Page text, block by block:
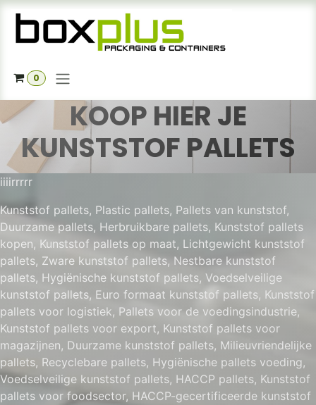
Overslaan naar inhoud
0
KOOP HIER JE
KUNSTSTOF PALLETS
iiiirrrrr
Kunststof pallets, Plastic pallets, Pallets van kunststof,
Duurzame pallets, Herbruikbare pallets, Kunststof pallets
kopen, Kunststof pallets op maat, Lichtgewicht kunststof
pallets, Zware kunststof pallets, Nestbare kunststof
pallets, Hygiënische kunststof pallets, Voedselveilige
kunststof pallets, Euro formaat kunststof pallets, Kunststof
pallets voor logistiek, Pallets voor de voedingsindustrie,
Kunststof pallets voor export, Kunststof pallets voor
magazijnen, Duurzame kunststof pallets, Milieuvriendelijke
pallets, Recyclebare pallets, Hygiënische pallets voeding,
Voedselveilige kunststof pallets, HACCP pallets, Kunststof
pallets voor foodsector, HACCP-gecertificeerde kunststof